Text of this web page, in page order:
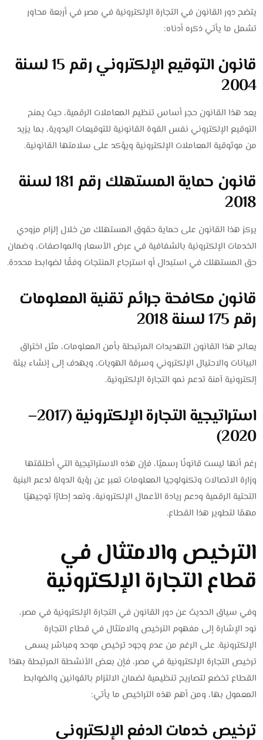
يتضح دور القانون في التجارة الإلكترونية في مصر في أربعة محاور
تشمل ما يأتي ذكره أدناه:
قانون التوقيع الإلكتروني رقم 15 لسنة
2004
يعد هذا القانون حجر أساس تنظيم المعاملات الرقمية، حيث يمنح
التوقيع الإلكتروني نفس القوة القانونية للتوقيعات اليدوية، بما يزيد
من موثوقية المعاملات الإلكترونية ويؤكد على سلامتها القانونية.
قانون حماية المستهلك رقم 181 لسنة
2018
يركز هذا القانون على حماية حقوق المستهلك من خلال إلزام مزودي
الخدمات الإلكترونية بالشفافية في عرض الأسعار والمواصفات، وضمان
حق المستهلك في استبدال أو استرجاع المنتجات وفقًا لضوابط محددة.
قانون مكافحة جرائم تقنية المعلومات
رقم 175 لسنة 2018
يعالج هذا القانون التهديدات المرتبطة بأمن المعلومات، مثل اختراق
البيانات والاحتيال الإلكتروني وسرقة الهويات، ويهدف إلى إنشاء بيئة
إلكترونية آمنة تدعم نمو التجارة الإلكترونية.
استراتيجية التجارة الإلكترونية (2017–
2020)
رغم أنها ليست قانونًا رسميًا، فإن هذه الاستراتيجية التي أطلقتها
وزارة الاتصالات وتكنولوجيا المعلومات تعبر عن رؤية الدولة لدعم البنية
التحتية الرقمية ودعم ريادة الأعمال الإلكترونية، وتعد إطارًا توجيهيًا
مهمًا لتطوير هذا القطاع.
الترخيص والامتثال في
قطاع التجارة الإلكترونية
وفي سياق الحديث عن دور القانون في التجارة الإلكترونية في مصر،
نود الإشارة إلى مفهوم الترخيص والامتثال في قطاع التجارة
الإلكترونية. على الرغم من عدم وجود ترخيص موحد ومباشر يسمى
ترخيص التجارة الإلكترونية في مصر، فإن بعض الأنشطة المرتبطة بهذا
القطاع تخضع لتصاريح تنظيمية لضمان الالتزام بالقوانين والضوابط
المعمول بها، ومن أهم هذه التراخيص ما يأتي:
ترخيص خدمات الدفع الإلكتروني